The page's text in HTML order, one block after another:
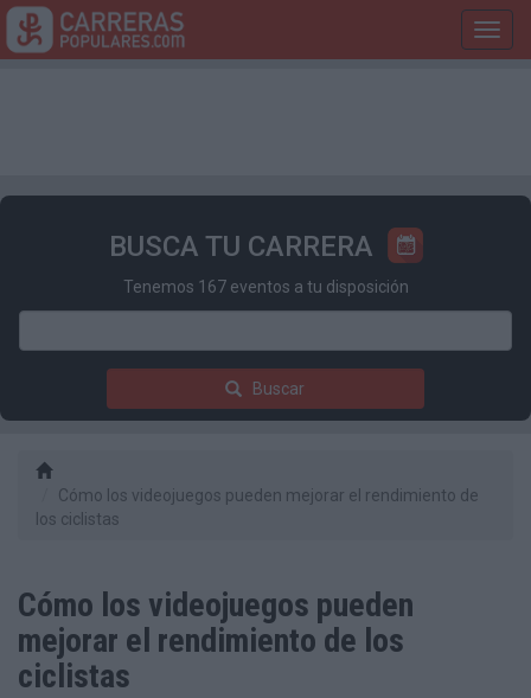
BUSCA TU CARRERA
Tenemos 167 eventos a tu disposición
Buscar
Cómo los videojuegos pueden mejorar el rendimiento de
los ciclistas
Cómo los videojuegos pueden
mejorar el rendimiento de los
ciclistas